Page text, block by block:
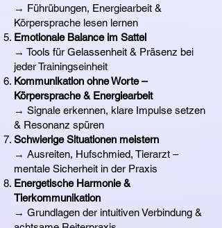
→ Führübungen, Energiearbeit &
Körpersprache lesen lernen
Emotionale Balance im Sattel
→ Tools für Gelassenheit & Präsenz bei
jeder Trainingseinheit
Kommunikation ohne Worte –
Körpersprache & Energiearbeit
→ Signale erkennen, klare Impulse setzen
& Resonanz spüren
Schwierige Situationen meistern
→ Ausreiten, Hufschmied, Tierarzt –
mentale Sicherheit in der Praxis
Energetische Harmonie &
Tierkommunikation
→ Grundlagen der intuitiven Verbindung &